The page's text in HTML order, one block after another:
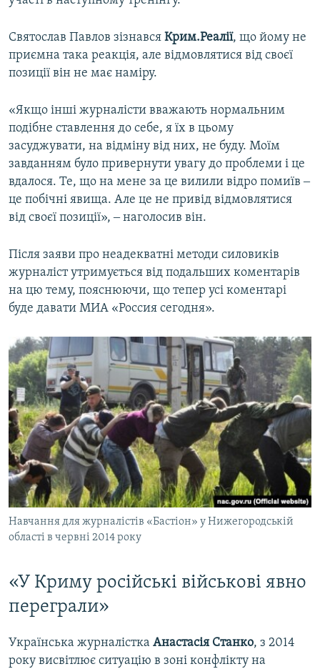
Святослав Павлов зізнався Крим.Реалії, що йому не
приємна така реакція, але відмовлятися від своєї
позиції він не має наміру.
«Якщо інші журналісти вважають нормальним
подібне ставлення до себе, я їх в цьому
засуджувати, на відміну від них, не буду. Моїм
завданням було привернути увагу до проблеми і це
вдалося. Те, що на мене за це вилили відро помиїв ‒
це побічні явища. Але це не привід відмовлятися
від своєї позиції», ‒ наголосив він.
Після заяви про неадекватні методи силовиків
журналіст утримується від подальших коментарів
на цю тему, пояснюючи, що тепер усі коментарі
буде давати МИА «Россия сегодня».
Навчання для журналістів «Бастіон» у Нижегородській
області в червні 2014 року
«У Криму російські військові явно
переграли»
Українська журналістка Анастасія Станко, з 2014
року висвітлює ситуацію в зоні конфлікту на